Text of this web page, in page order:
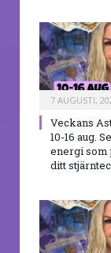
7 AUGUSTI,
Veckans
10-16 aug.
energi
ditt